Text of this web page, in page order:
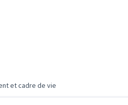
et cadre de vie